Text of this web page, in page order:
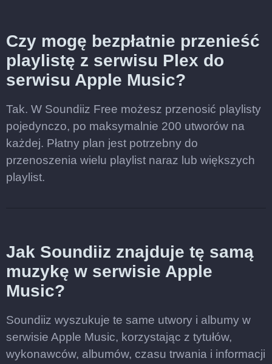
Czy mogę bezpłatnie przenieść
playlistę z serwisu Plex do
serwisu Apple Music?
Tak. W Soundiiz Free możesz przenosić playlisty
pojedynczo, po maksymalnie 200 utworów na
każdej. Płatny plan jest potrzebny do
przenoszenia wielu playlist naraz lub większych
playlist.
Jak Soundiiz znajduje tę samą
muzykę w serwisie Apple
Music?
Soundiiz wyszukuje te same utwory i albumy w
serwisie Apple Music, korzystając z tytułów,
wykonawców, albumów, czasu trwania i informacji